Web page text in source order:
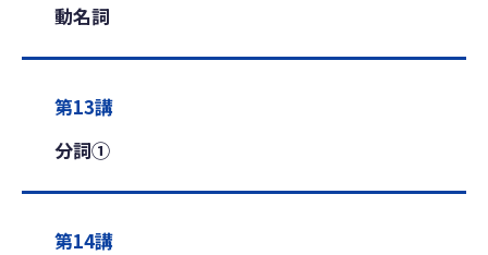
動名詞
第13講
分詞①
第14講